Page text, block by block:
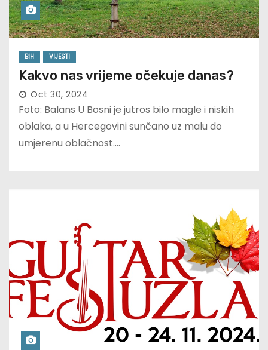
BIH VIJESTI
Kakvo nas vrijeme očekuje danas?
Oct 30, 2024
Foto: Balans U Bosni je jutros bilo magle i niskih
oblaka, a u Hercegovini sunčano uz malu do
umjerenu oblačnost.…